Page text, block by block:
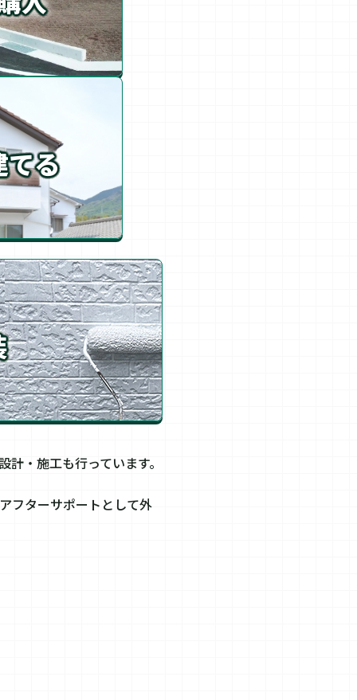
てる
・施工も行っています。
フターサポートとして外